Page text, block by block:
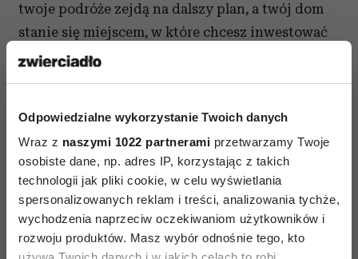
Odpowiedzialne wykorzystanie Twoich danych
Wraz z naszymi 1022 partnerami przetwarzamy Twoje
osobiste dane, np. adres IP, korzystając z takich
technologii jak pliki cookie, w celu wyświetlania
spersonalizowanych reklam i treści, analizowania tychże,
wychodzenia naprzeciw oczekiwaniom użytkowników i
rozwoju produktów. Masz wybór odnośnie tego, kto
twoje podróże zejdą na dalszy plan, a twój dom
stanie się miejscem, w które chcesz inwestować
swój czas i pieniądze. Zechcesz uczyć się czegoś
Byk:jakaś bliska współpraca zawodowa czy
umowa finansowa może wymagać renegocjacji.
A w sferze miłosnej dojdzie do uwolnienia uczuć,
które skrywasz. Truskawkowy Księżyc
spowoduje, że tajemnice wyjdą na jaw. Pamiętaj,
że zakończenia są również początkami.